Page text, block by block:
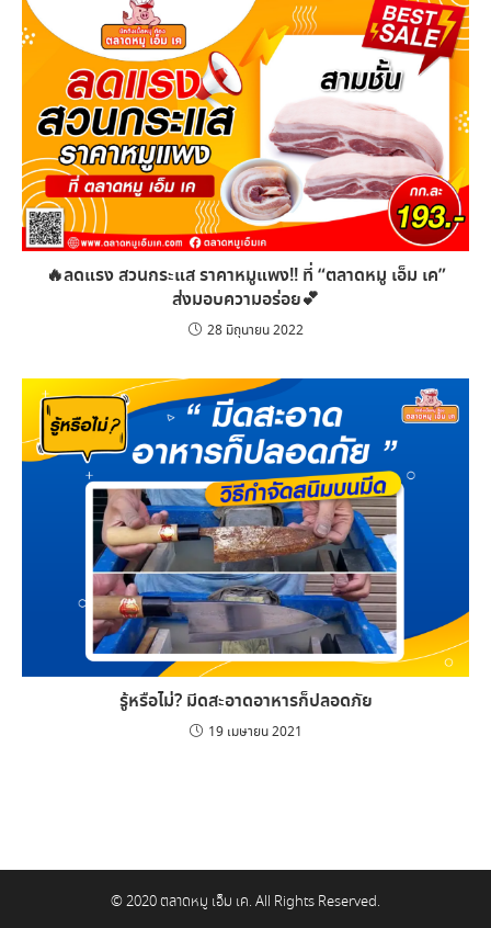
🔥ลดแรง สวนกระแส ราคาหมูแพง!! ที่ “ตลาดหมู เอ็ม เค”
ส่งมอบความอร่อย💕
28 มิถุนายน 2022
รู้หรือไม่? มีดสะอาดอาหารก็ปลอดภัย
19 เมษายน 2021
© 2020 ตลาดหมู เอ็ม เค. All Rights Reserved.